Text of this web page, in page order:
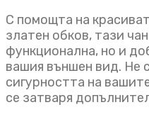
С помощта на
златен обков, тази
функционална, но и
вашия външен вид. Не
сигурността на
се затваря